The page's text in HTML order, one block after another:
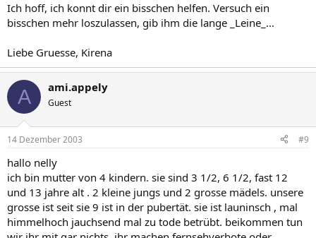
Ich hoff, ich konnt dir ein bisschen helfen. Versuch ein
bisschen mehr loszulassen, gib ihm die lange _Leine_...
Liebe Gruesse, Kirena
A ami.appely
Guest
14 Dezember 2003 #9
hallo nelly
ich bin mutter von 4 kindern. sie sind 3 1/2, 6 1/2, fast 12
und 13 jahre alt . 2 kleine jungs und 2 grosse mädels. unsere
grosse ist seit sie 9 ist in der pubertät. sie ist launinsch , mal
himmelhoch jauchsend mal zu tode betrübt. beikommen tun